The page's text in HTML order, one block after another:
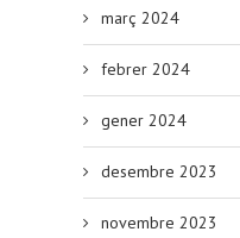
març 2024
febrer 2024
gener 2024
desembre 2023
novembre 2023